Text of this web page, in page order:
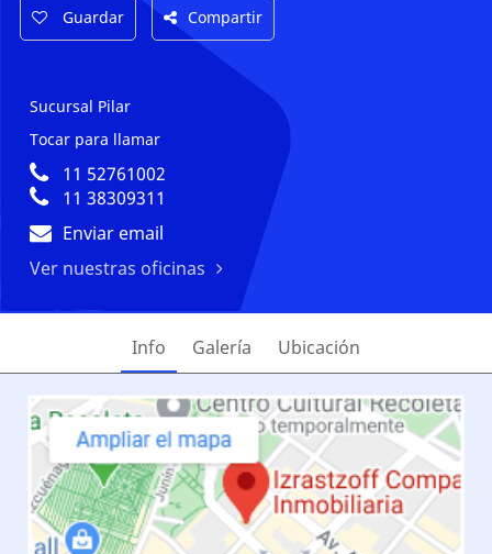
Guardar Compartir
Sucursal Pilar
Tocar para llamar
11 52761002
11 38309311
Enviar email
Ver nuestras oficinas
Info Galería Ubicación